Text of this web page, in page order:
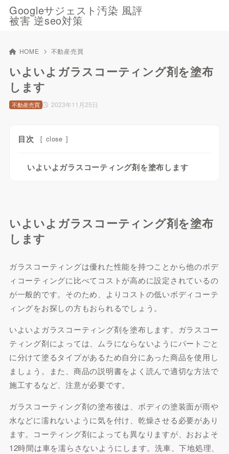
Googleサジェスト汚染 風評
被害 逆seo対策
HOME 不動産売買
いよいよガラスコーティング剤を塗布
します
2023年11月25日
不動産売買
目次 [ close ]
いよいよガラスコーティング剤を塗布します
いよいよガラスコーティング剤を塗布
します
ガラスコーティングは優れた性能を持つことから他のボデ
ィコーティングに比べてコストが高めに設定されているの
が一般的です。そのため、よりコストの低いボディコーテ
ィングをお探しの方もおられるでしょう。
いよいよガラスコーティング剤を塗布します。ガラスコー
ティング剤によっては、ムラにならないようにパートごと
に分けて塗るタイプがあるため自分にあった商品を使用し
ましょう。また、商品の説明書をよく読んで適切な方法で
施工するなど、注意が必要です。
ガラスコーティング剤の塗布後は、ボディの塗装面が雨や
水などに濡れないように気を付け、乾燥させる必要があり
ます。コーティング剤によっても異なりますが、おおよそ
12時間は車を濡らさないようにします。洗車、下地処理、